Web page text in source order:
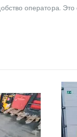
оператора. Это